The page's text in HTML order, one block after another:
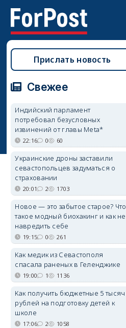
Прислать новость
Свежее
Индийский парламент
потребовал безусловных
извинений от главы Meta*
22:16 0 60
Украинские дроны заставили
севастопольцев задуматься о
страховании
20:01 2 1703
Новое — это забытое старое? Что
такое модный биохакинг и как не
навредить себе
19:15 0 261
Как медик из Севастополя
спасала раненых в Геленджике
19:00 1 1136
Как получить бюджетные 5 тысяч
рублей на подготовку детей к
школе
17:06 2 1058